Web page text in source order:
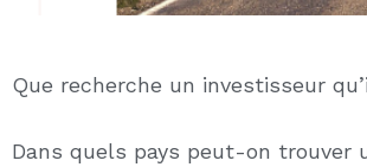
créativité naissante des